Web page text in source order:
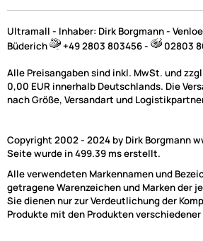
Ultramall - Inhaber: Dirk Borgmann -
Büderich
+49 2803 803456 - 02803
Alle Preisangaben sind inkl. MwSt. und
0,00 EUR innerhalb Deutschlands. Die
nach Größe, Versandart und
Copyright 2002 - 2024 by Dirk Borgmann
Seite wurde in 499.39 ms erstellt.
Alle verwendeten Markennamen und
getragene Warenzeichen und Marken der
Sie dienen nur zur Verdeutlichung der
Produkte mit den Produkten